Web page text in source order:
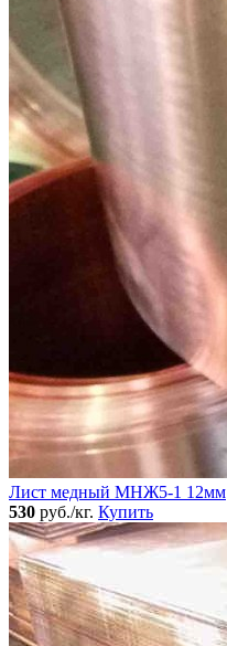
Лист медный МНЖ5-1 12мм
530 руб./кг. Купить